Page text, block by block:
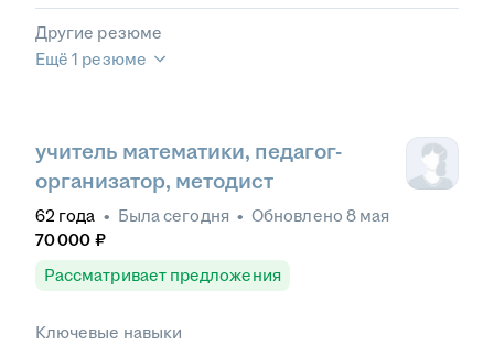
Другие резюме
Ещё 1 резюме
учитель математики, педагог-
организатор, методист
62 года • Быласегодня • Обновлено 8 мая
70 000 ₽
Рассматривает предложения
Ключевые навыки